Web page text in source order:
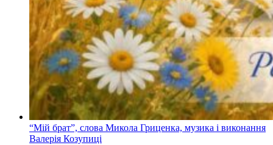
“Мій брат”, слова Микола Гриценка, музика і виконання
Валерія Козупиці